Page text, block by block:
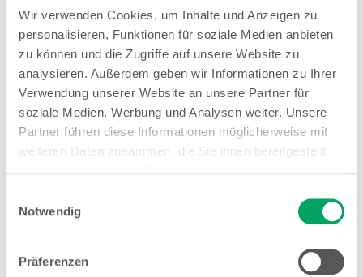
Wir verwenden Cookies, um Inhalte und Anzeigen zu
personalisieren, Funktionen für soziale Medien anbieten
zu können und die Zugriffe auf unsere Website zu
analysieren. Außerdem geben wir Informationen zu Ihrer
Verwendung unserer Website an unsere Partner für
soziale Medien, Werbung und Analysen weiter. Unsere
Partner führen diese Informationen möglicherweise mit
weiteren Daten zusammen, die Sie ihnen bereitgestellt
Einstellungen zu den Cookies finden Sie
Notwendig
Präferenzen
63486 Bruchköbel
Entfernung
26.83 km
Öffnungszeiten
Mo. - Sa.09:00 - 19:30 Uhr
Hinweis
EMYO Getränke